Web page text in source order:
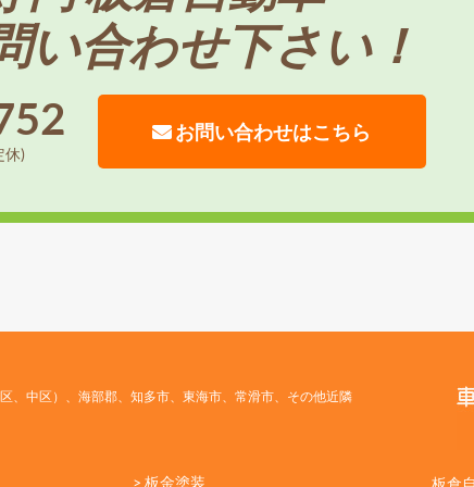
い合わせ下さい！
休)
お問い合わせはこちら
、中区）、海部郡、知多市、東海市、常滑市、その他近隣
> 板金塗装 板倉